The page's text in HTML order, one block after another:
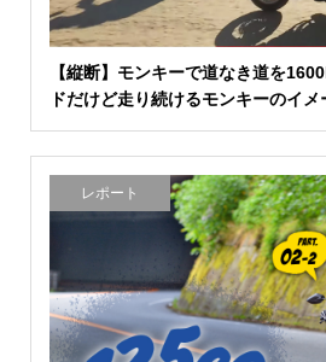
【縦断】モンキーで道なき道を
ドだけど走り続けるモンキーのイメ
レポート